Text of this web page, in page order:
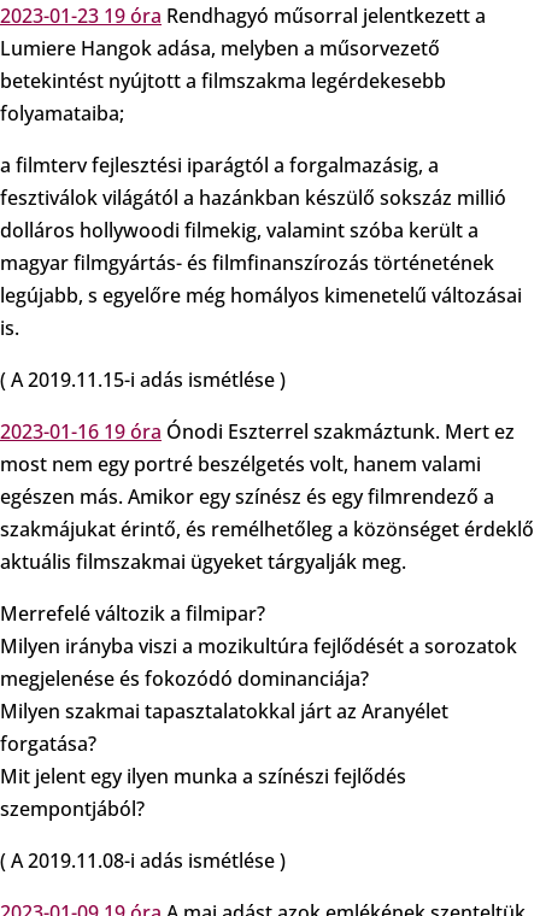
2023-01-23 19 óra Rendhagyó műsorral jelentkezett a
Lumiere Hangok adása, melyben a műsorvezető
betekintést nyújtott a filmszakma legérdekesebb
folyamataiba;
a filmterv fejlesztési iparágtól a forgalmazásig, a
fesztiválok világától a hazánkban készülő sokszáz millió
dolláros hollywoodi filmekig, valamint szóba került a
magyar filmgyártás- és filmfinanszírozás történetének
legújabb, s egyelőre még homályos kimenetelű változásai
is.
( A 2019.11.15-i adás ismétlése )
2023-01-16 19 óra Ónodi Eszterrel szakmáztunk. Mert ez
most nem egy portré beszélgetés volt, hanem valami
egészen más. Amikor egy színész és egy filmrendező a
szakmájukat érintő, és remélhetőleg a közönséget érdeklő
aktuális filmszakmai ügyeket tárgyalják meg.
Merrefelé változik a filmipar?
Milyen irányba viszi a mozikultúra fejlődését a sorozatok
megjelenése és fokozódó dominanciája?
Milyen szakmai tapasztalatokkal járt az Aranyélet
forgatása?
Mit jelent egy ilyen munka a színészi fejlődés
szempontjából?
( A 2019.11.08-i adás ismétlése )